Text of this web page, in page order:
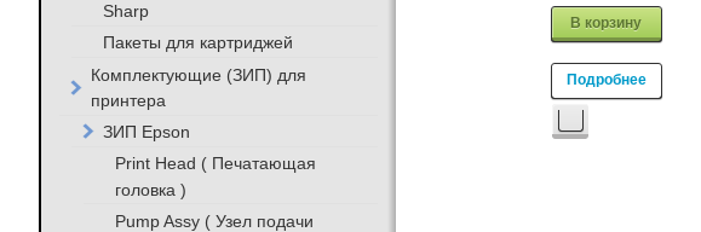
В корзину
Подробнее
Sharp
Пакеты для картриджей
Комплектующие (ЗИП) для
принтера
ЗИП Epson
Print Head ( Печатающая
головка )
Pump Assy ( Узел подачи